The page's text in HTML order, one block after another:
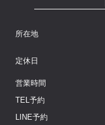
所在地
定休日
営業時間
TEL予約
LINE予約